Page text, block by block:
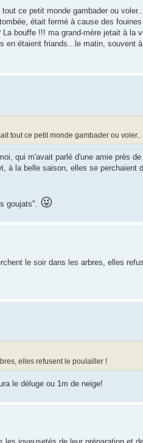
ce petit monde gambader ou
était fermé à cause des
bouffe !!! ma grand-mère jetait à la
en étaient friands...le matin, souvent
tout ce petit monde gambader ou voler..
qui m'avait parlé d'une amie près
à la belle saison, elles se perchaient
goujats". 😜
le soir dans les arbres, elles
elles refusent le poulailler !
le déluge ou 1m de neige!